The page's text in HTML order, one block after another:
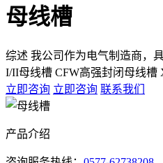
母线槽
综述 我公司作为电气制造商，
I/II母线槽 CFW高强封闭母线槽
立即咨询 立即咨询 联系我们
产品介绍